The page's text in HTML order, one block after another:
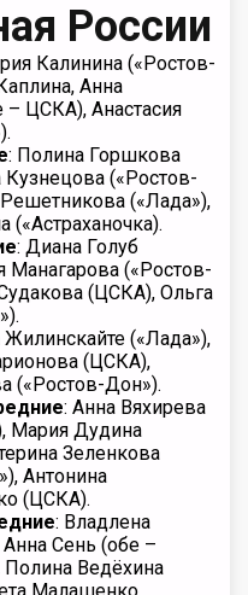
России
Калинина («Ростов-
Анна
– ЦСКА), Анастасия
: Полина Горшкова
(«Ростов-
(«Лада»),
(«Астраханочка).
: Диана Голуб
Манагарова («Ростов-
(ЦСКА), Ольга
Жилинскайте («Лада»),
(ЦСКА),
(«Ростов-Дон»).
: Анна Вяхирева
Мария Дудина
Зеленкова
Антонина
(ЦСКА).
: Владлена
Сень (обе –
Ведёхина